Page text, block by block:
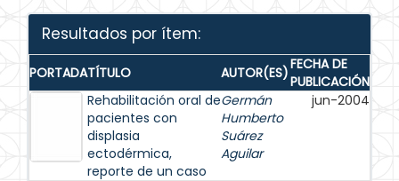
Resultados por ítem:
PORTADATÍTULO AUTOR(ES)FECHA DE
PUBLICACIÓN
Rehabilitación oral de
pacientes con
displasia
ectodérmica,
reporte de un caso
Germán
Humberto
Suárez
Aguilar
jun-2004